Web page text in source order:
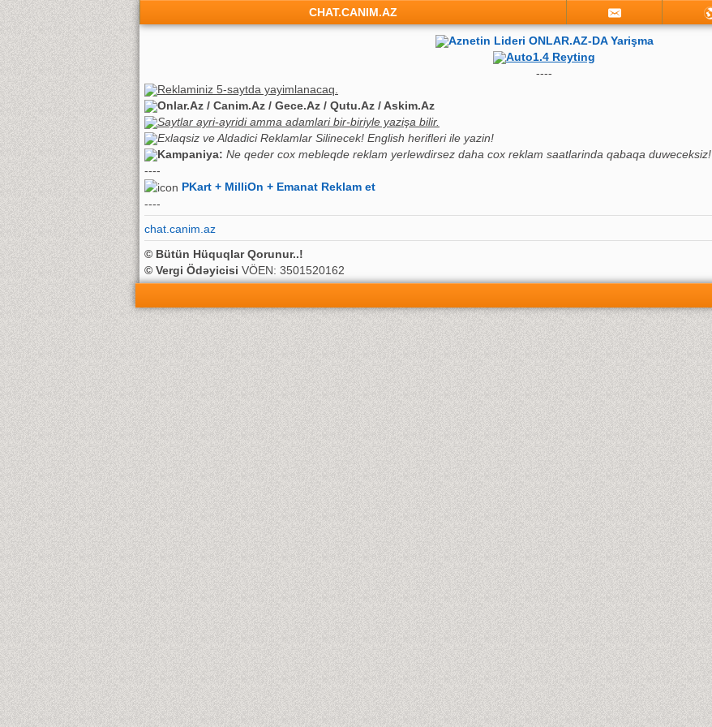
CHAT.CANIM.AZ
Aznetin Lideri ONLAR.AZ-DA Yarişma
Auto1.4 Reyting
----
Reklaminiz 5-saytda yayimlanacaq.
Onlar.Az / Canim.Az / Gece.Az / Qutu.Az / Askim.Az
Saytlar ayri-ayridi amma adamlari bir-biriyle yazişa bilir.
Exlaqsiz ve Aldadici Reklamlar Silinecek! English herifleri ile yazin!
Kampaniya: Ne qeder cox mebleqde reklam yerlewdirsez daha cox reklam saatlarinda qabaqa duweceksiz!
----
PKart + MilliOn + Emanat Reklam et
----
chat.canim.az
© Bütün Hüquqlar Qorunur..!
© Vergi Ödəyicisi VÖEN: 3501520162